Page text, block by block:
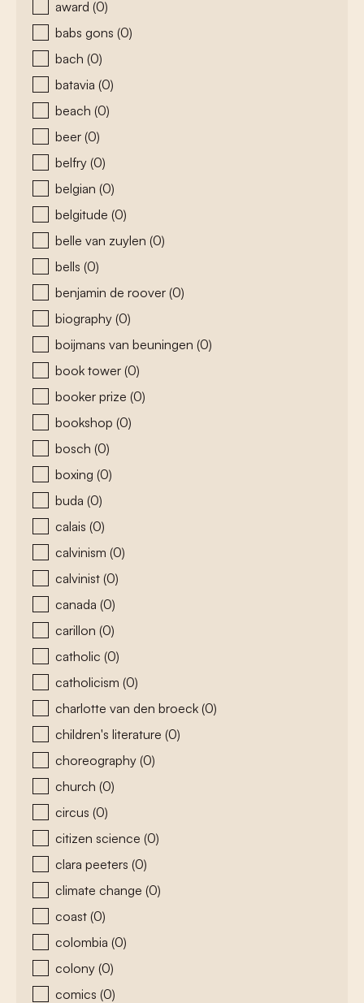
award (0)
babs gons (0)
bach (0)
batavia (0)
beach (0)
beer (0)
belfry (0)
belgian (0)
belgitude (0)
belle van zuylen (0)
bells (0)
benjamin de roover (0)
biography (0)
boijmans van beuningen (0)
book tower (0)
booker prize (0)
bookshop (0)
bosch (0)
boxing (0)
buda (0)
calais (0)
calvinism (0)
calvinist (0)
canada (0)
carillon (0)
catholic (0)
catholicism (0)
charlotte van den broeck (0)
children's literature (0)
choreography (0)
church (0)
circus (0)
citizen science (0)
clara peeters (0)
climate change (0)
coast (0)
colombia (0)
colony (0)
comics (0)